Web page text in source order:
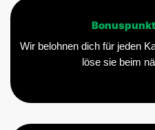
Wir belohnen dich für jeden
löse sie beim